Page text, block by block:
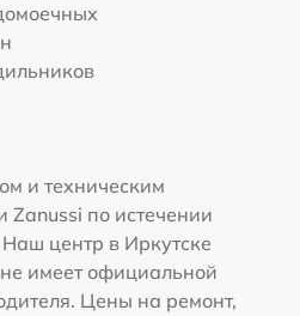
и техническим
Zanussi по истечении
центр в Иркутске
имеет официальной
Цены на ремонт,